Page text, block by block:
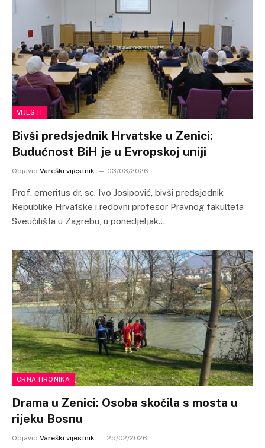
VIJESTI
Bivši predsjednik Hrvatske u Zenici:
Budućnost BiH je u Evropskoj uniji
Objavio Vareški vijestnik 03/03/2026
Prof. emeritus dr. sc. Ivo Josipović, bivši predsjednik
Republike Hrvatske i redovni profesor Pravnog fakulteta
Sveučilišta u Zagrebu, u ponedjeljak…
CRNA HRONIKA
Drama u Zenici: Osoba skočila s mosta u
rijeku Bosnu
Objavio Vareški vijestnik 25/02/2026